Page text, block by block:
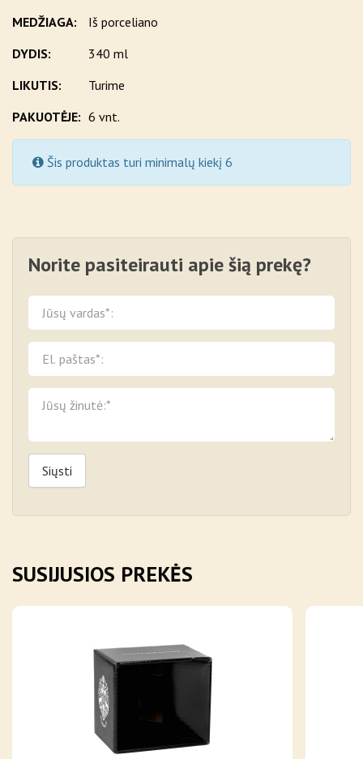
MEDŽIAGA:
Iš porceliano
DYDIS:
340 ml
LIKUTIS:
Turime
PAKUOTĖJE: 6 vnt.
Šis produktas turi minimalų kiekį 6
Norite pasiteirauti apie šią prekę?
Siųsti
SUSIJUSIOS PREKĖS